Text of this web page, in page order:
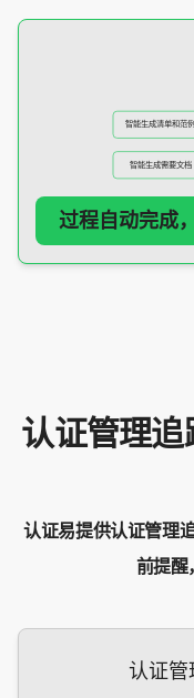
智能生成清单和范例
智能生成需要文档
过程自动完成
认证管理
认证易提供认证管理
前提醒
认证管